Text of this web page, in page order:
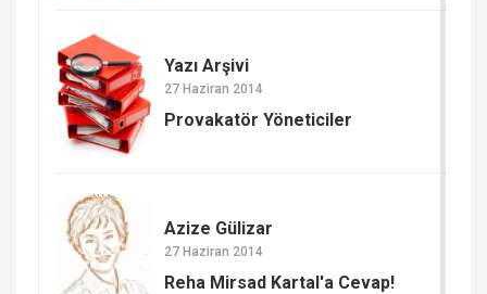
Yazı Arşivi
27 Haziran 2014
Provakatör Yöneticiler
Azize Gülizar
27 Haziran 2014
Reha Mirsad Kartal'a Cevap!